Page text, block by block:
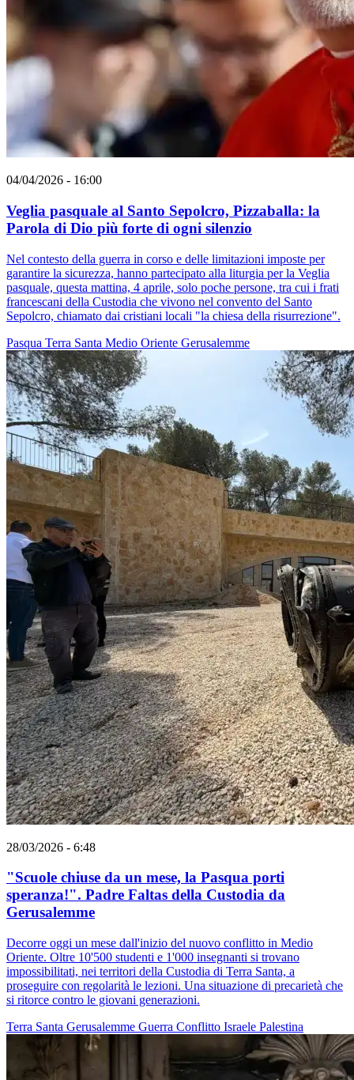
04/04/2026 - 16:00
Veglia pasquale al Santo Sepolcro, Pizzaballa: la
Parola di Dio più forte di ogni silenzio
Nel contesto della guerra in corso e delle limitazioni imposte per
garantire la sicurezza, hanno partecipato alla liturgia per la Veglia
pasquale, questa mattina, 4 aprile, solo poche persone, tra cui i frati
francescani della Custodia che vivono nel convento del Santo
Sepolcro, chiamato dai cristiani locali "la chiesa della risurrezione".
Pasqua Terra Santa Medio Oriente Gerusalemme
28/03/2026 - 6:48
"Scuole chiuse da un mese, la Pasqua porti
speranza!". Padre Faltas della Custodia da
Gerusalemme
Decorre oggi un mese dall'inizio del nuovo conflitto in Medio
Oriente. Oltre 10'500 studenti e 1'000 insegnanti si trovano
impossibilitati, nei territori della Custodia di Terra Santa, a
proseguire con regolarità le lezioni. Una situazione di precarietà che
si ritorce contro le giovani generazioni.
Terra Santa Gerusalemme Guerra Conflitto Israele Palestina